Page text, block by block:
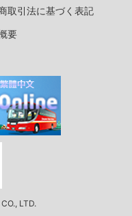
取引法に基づく表記
要
LTD.